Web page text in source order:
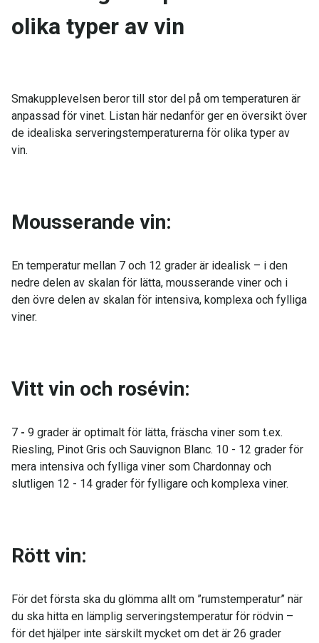
olika typer av vin
Smakupplevelsen beror till stor del på om temperaturen är
anpassad för vinet. Listan här nedanför ger en översikt över
de idealiska serveringstemperaturerna för olika typer av
vin.
Mousserande vin:
En temperatur mellan 7 och 12 grader är idealisk – i den
nedre delen av skalan för lätta, mousserande viner och i
den övre delen av skalan för intensiva, komplexa och fylliga
viner.
Vitt vin och rosévin:
7 - 9 grader är optimalt för lätta, fräscha viner som t.ex.
Riesling, Pinot Gris och Sauvignon Blanc. 10 - 12 grader för
mera intensiva och fylliga viner som Chardonnay och
slutligen 12 - 14 grader för fylligare och komplexa viner.
Rött vin:
För det första ska du glömma allt om ”rumstemperatur” när
du ska hitta en lämplig serveringstemperatur för rödvin –
för det hjälper inte särskilt mycket om det är 26 grader